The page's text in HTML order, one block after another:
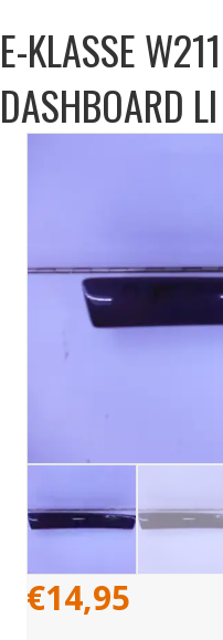
E-KLASSE
DASHBOARD
€14,95